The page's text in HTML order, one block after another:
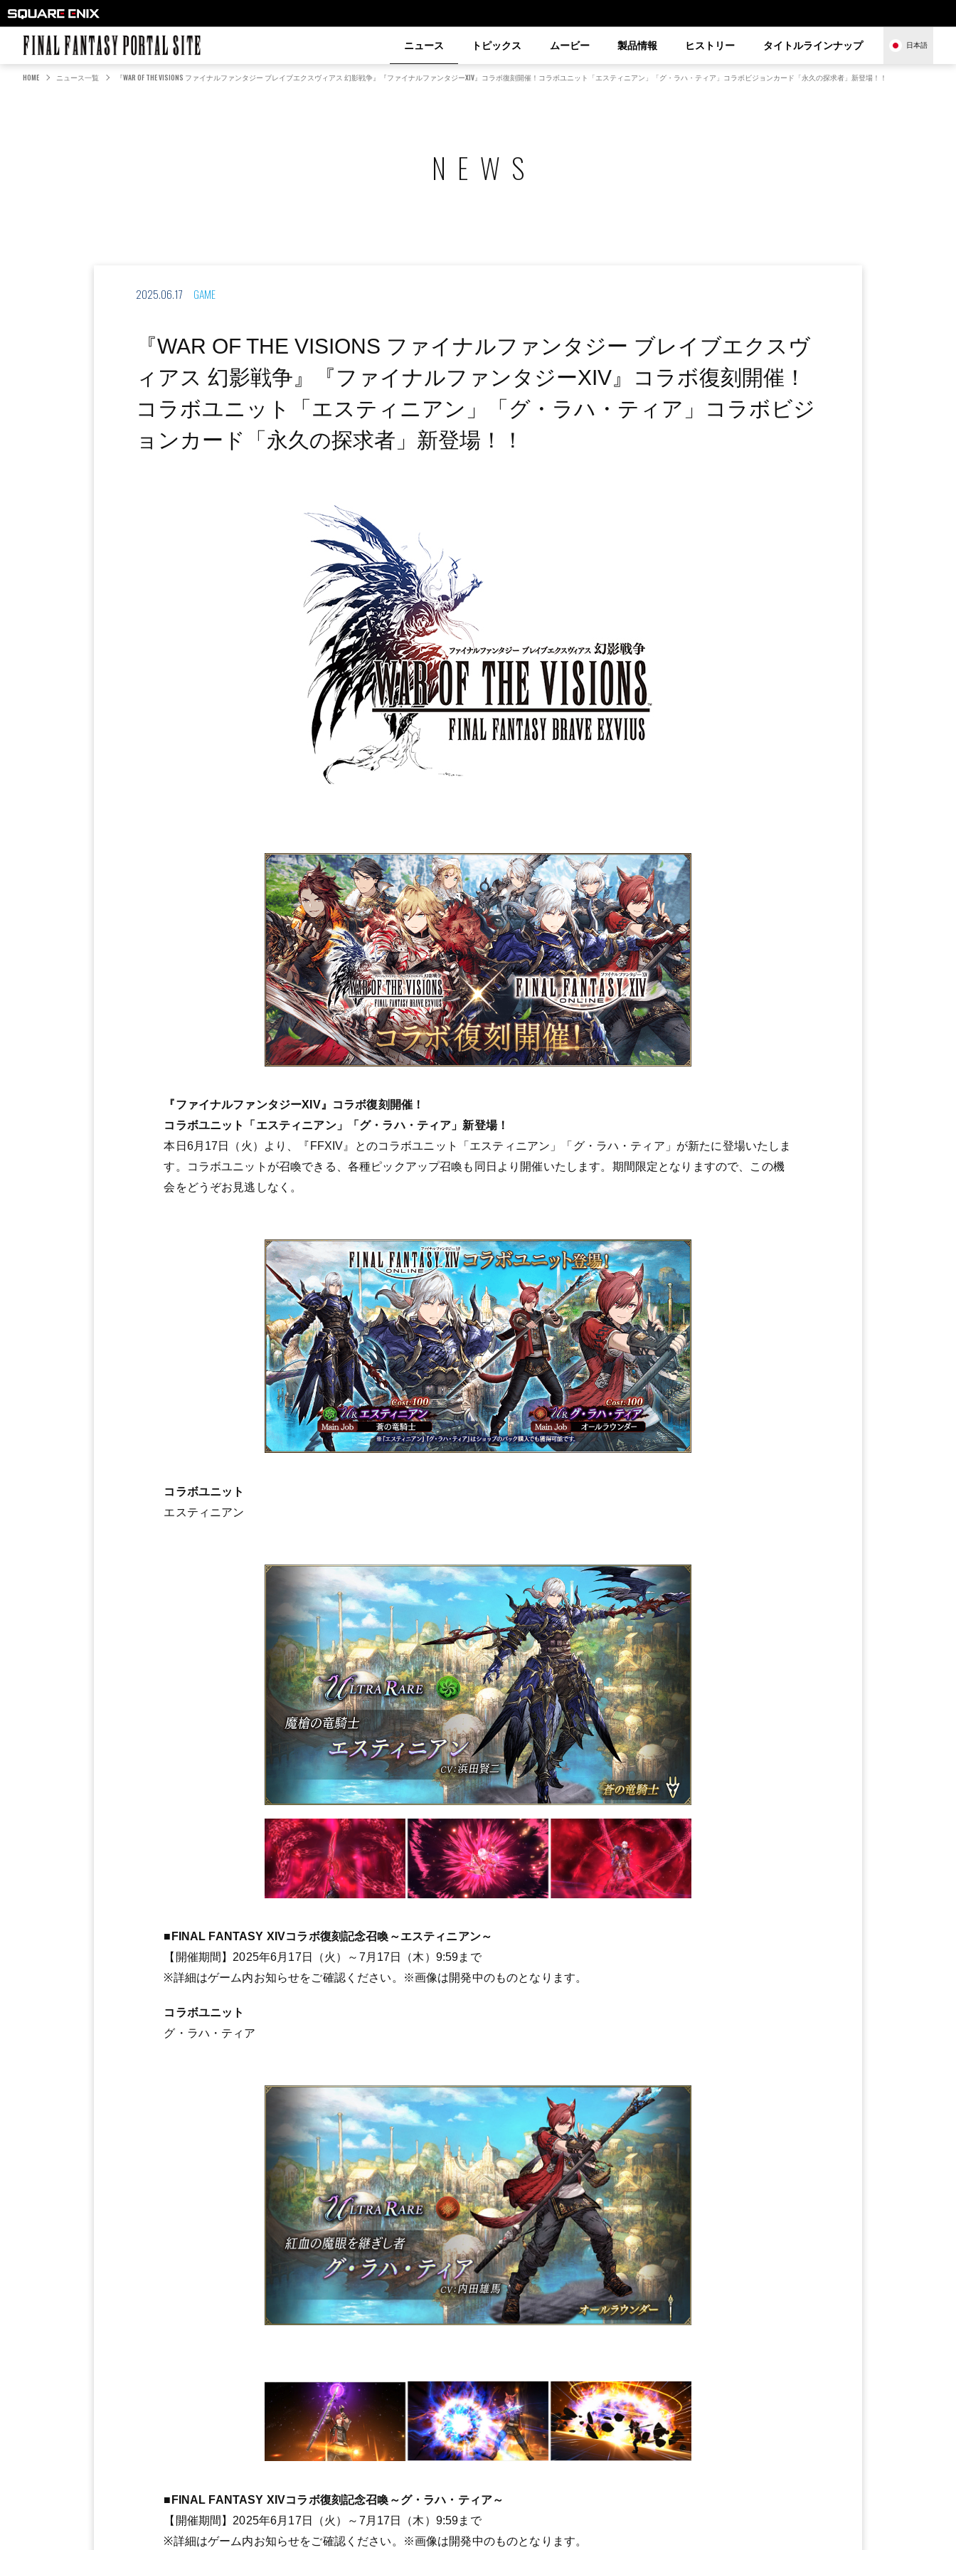
ニュース トピックス ムービー 製品情報 ヒストリー タイトルラインナップ 日本語
HOME ニュース一覧 『WAR OF THE VISIONS ファイナルファンタジー ブレイブエクスヴィアス 幻影戦争』『ファイナルファンタジーXIV』コラボ復刻開催！コラボユニット「エスティニアン」「グ・ラハ・ティア」コラボビジョンカード「永久の探求者」新登場！！
NEWS
GAME
2025.06.17
『WAR OF THE VISIONS ファイナルファンタジー ブレイブエクスヴ
ィアス 幻影戦争』『ファイナルファンタジーXIV』コラボ復刻開催！
コラボユニット「エスティニアン」「グ・ラハ・ティア」コラボビジ
ョンカード「永久の探求者」新登場！！
『ファイナルファンタジーXIV』コラボ復刻開催！
コラボユニット「エスティニアン」「グ・ラハ・ティア」新登場！
本日6月17日（火）より、『FFXIV』とのコラボユニット「エスティニアン」「グ・ラハ・ティア」が新たに登場いたしま
す。コラボユニットが召喚できる、各種ピックアップ召喚も同日より開催いたします。期間限定となりますので、この機
会をどうぞお見逃しなく。
コラボユニット
エスティニアン
■FINAL FANTASY XIVコラボ復刻記念召喚～エスティニアン～
【開催期間】2025年6月17日（火）～7月17日（木）9:59まで
※詳細はゲーム内お知らせをご確認ください。※画像は開発中のものとなります。
コラボユニット
グ・ラハ・ティア
■FINAL FANTASY XIVコラボ復刻記念召喚～グ・ラハ・ティア～
【開催期間】2025年6月17日（火）～7月17日（木）9:59まで
※詳細はゲーム内お知らせをご確認ください。※画像は開発中のものとなります。